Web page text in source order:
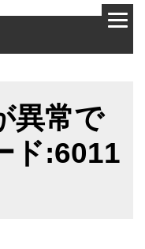
異常で
ド:6011